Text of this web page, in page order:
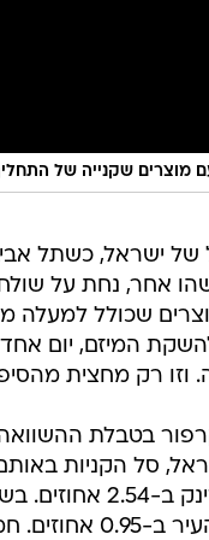
עם מוצרים שקנייה של
ישראל, כשתל
אחר, נחת על
המיזם, יום
וזו רק מחצית
בטבלת
ב-0.66